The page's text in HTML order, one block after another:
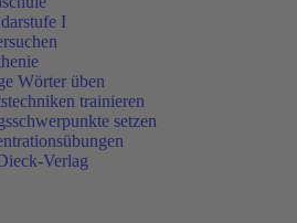
I
Wörter üben
trainieren
setzen
Verlag